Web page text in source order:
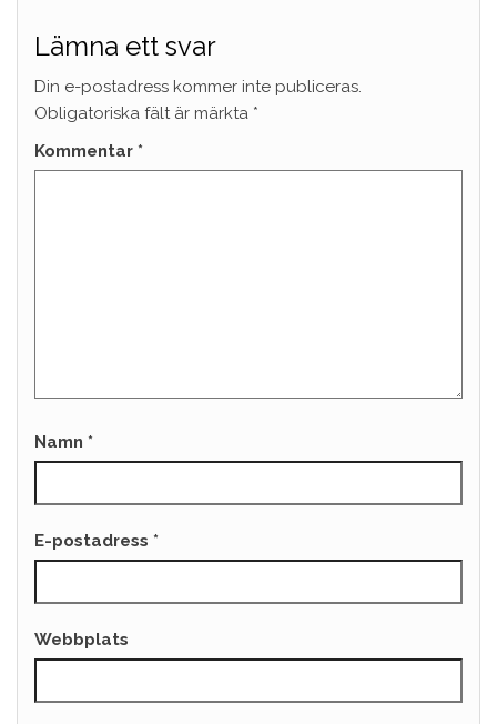
Lämna ett svar
Din e-postadress kommer inte publiceras.
Obligatoriska fält är märkta *
Kommentar *
Namn *
E-postadress *
Webbplats